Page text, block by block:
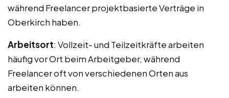
während Freelancer projektbasierte Verträge in
Oberkirch haben.
Arbeitsort: Vollzeit- und Teilzeitkräfte arbeiten
häufig vor Ort beim Arbeitgeber, während
Freelancer oft von verschiedenen Orten aus
arbeiten können.